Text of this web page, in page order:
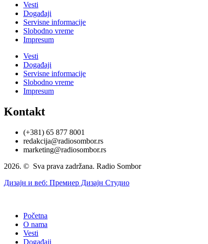
Vesti
Događaji
Servisne informacije
Slobodno vreme
Impresum
Vesti
Događaji
Servisne informacije
Slobodno vreme
Impresum
Kontakt
(+381) 65 877 8001
redakcija@radiosombor.rs
marketing@radiosombor.rs
2026. © Sva prava zadržana. Radio Sombor
Дизајн и веб: Премиер Дизајн Студио
Početna
O nama
Vesti
Događaji